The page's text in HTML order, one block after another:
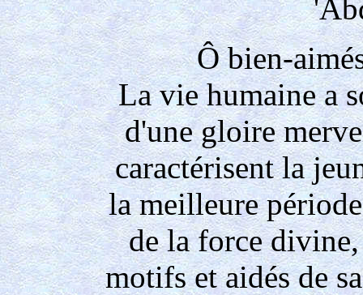
Ô bien-
La vie humaine a
d'une gloire
caractérisent la
la meilleure
de la force
motifs et aidés de